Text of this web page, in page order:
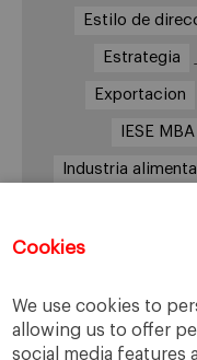
Cookies
We use cookies to
allowing us to offer
social media features
Estilo de
Estrategia
Exportacion
IESE MBA
Industria
Nestlé
Retos Sector